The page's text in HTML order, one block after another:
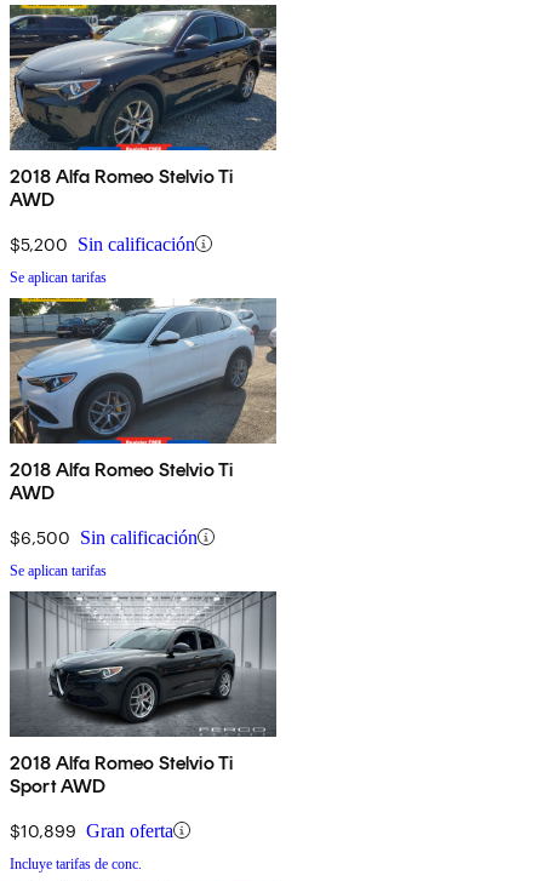
2018 Alfa Romeo Stelvio Ti
AWD
$5,200 Sin calificación
Se aplican tarifas
2018 Alfa Romeo Stelvio Ti
AWD
$6,500 Sin calificación
Se aplican tarifas
2018 Alfa Romeo Stelvio Ti
Sport AWD
$10,899 Gran oferta
Incluye tarifas de conc.